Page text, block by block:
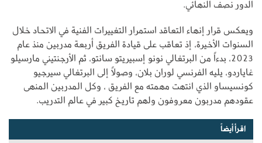
الدور نصف النهائي.
ويعكس قرار إنهاء التعاقد استمرار التغييرات الفنية في الاتحاد خلال
السنوات الأخيرة، إذ تعاقب على قيادة الفريق أربعة مدربين منذ عام
2023، بدءاً من البرتغالي نونو إسبيريتو سانتو، ثم الأرجنتيني مارسيلو
غاياردو، يليه الفرنسي لوران بلان، وصولاً إلى البرتغالي سيرجيو
كونسيساو الذي انتهت مهمته مع الفريق ، وكل المدربين المنهى
عقودهم مدربون معروفون ولهم تاريخ كبير في عالم التدريب.
اقرأ أيضاً